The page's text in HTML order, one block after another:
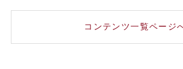
コンテンツ一覧ページ